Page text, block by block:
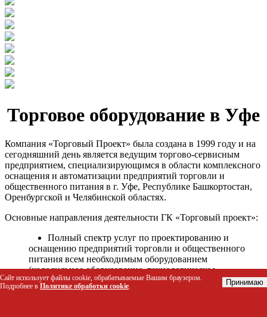
Торговое оборудование в Уфе
Компания «Торговый Проект» была создана в 1999 году и на
сегодняшний день является ведущим торгово-сервисным
предприятием, специализирующимся в области комплексного
оснащения и автоматизации предприятий торговли и
общественного питания в г. Уфе, Республике Башкортостан,
Оренбургской и Челябинской областях.
Основные направления деятельности ГК «Торговый проект»:
Полный спектр услуг по проектированию и
оснащению предприятий торговли и общественного
питания всем необходимым оборудованием
(холодильное оборудование, технологическое
оборудование, стеллажное оборудование и т.д.);
Автоматизация торговых процессов и внедрения
Сайт использует файлы cookie, обрабатываемые Вашим браузером.
Подробнее в Политике обработки cookie. Принимаю